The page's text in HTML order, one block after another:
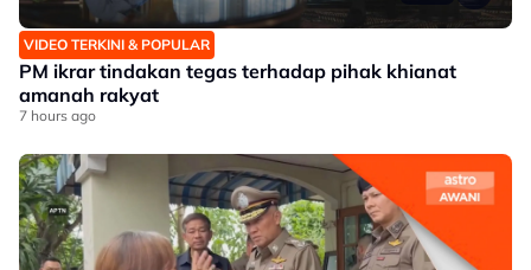
VIDEO TERKINI & POPULAR
PM ikrar tindakan tegas terhadap pihak khianat
amanah rakyat
7 hours ago